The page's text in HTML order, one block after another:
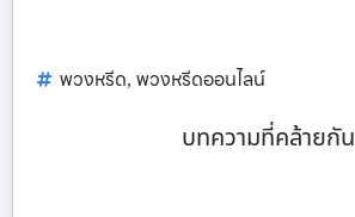
พวงหรีด, พวงหรีดออนไลน์
บทความที่คล้ายกัน